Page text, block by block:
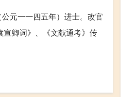
元一一四五年）进士。改官
卿词》、《文献通考》传